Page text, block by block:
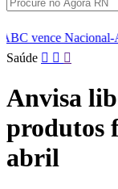
por 2 a 1 fora de
Pular
conteúdo
Saúde
Anvisa
produtos
abril